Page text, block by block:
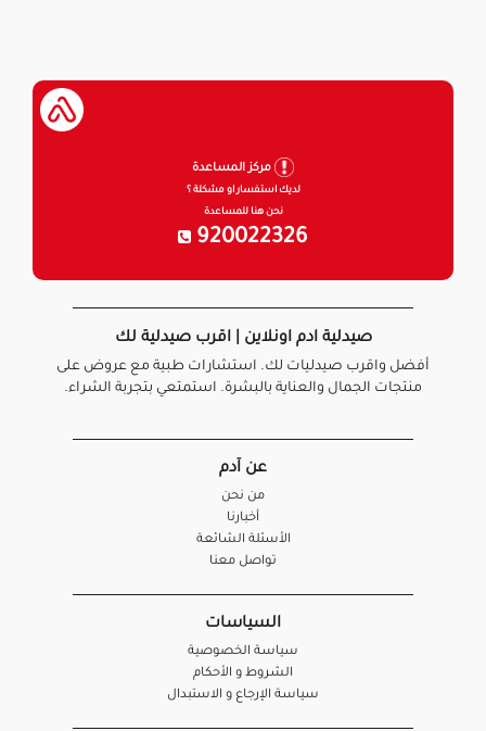
مركز المساعدة
لديك استفسار او مشكلة ؟
نحن هنا للمساعدة
920022326
صيدلية ادم اونلاين | اقرب صيدلية لك
أفضل واقرب صيدليات لك. استشارات طبية مع عروض على
منتجات الجمال والعناية بالبشرة. استمتعي بتجربة الشراء.
عن آدم
من نحن
أخبارنا
الأسئلة الشائعة
تواصل معنا
السياسات
سياسة الخصوصية
الشروط و الأحكام
سياسة الإرجاع و الاستبدال